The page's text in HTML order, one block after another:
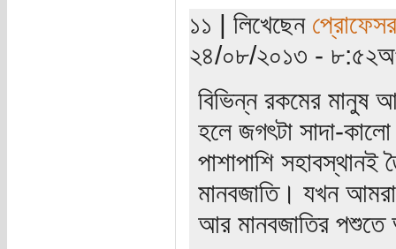
১১ | লিখেছেন
২৪/০৮/২০১৩ -
বিভিন্ন রকমের মানুষ
হলে জগৎটা সাদা-
পাশাপাশি সহাবস্থানই
মানবজাতি। যখন
আর মানবজাতির